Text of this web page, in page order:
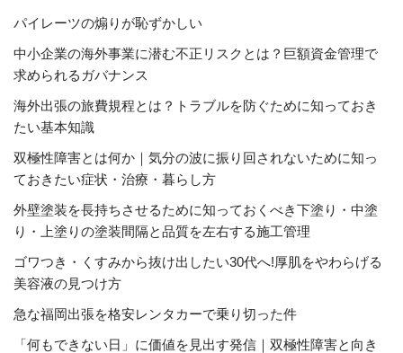
パイレーツの煽りが恥ずかしい
中小企業の海外事業に潜む不正リスクとは？巨額資金管理で
求められるガバナンス
海外出張の旅費規程とは？トラブルを防ぐために知っておき
たい基本知識
双極性障害とは何か｜気分の波に振り回されないために知っ
ておきたい症状・治療・暮らし方
外壁塗装を長持ちさせるために知っておくべき下塗り・中塗
り・上塗りの塗装間隔と品質を左右する施工管理
ゴワつき・くすみから抜け出したい30代へ!厚肌をやわらげる
美容液の見つけ方
急な福岡出張を格安レンタカーで乗り切った件
「何もできない日」に価値を見出す発信｜双極性障害と向き